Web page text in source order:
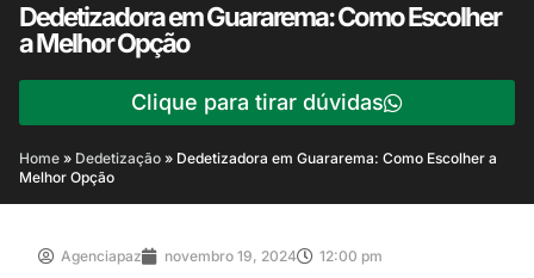
Dedetizadora em Guararema: Como Escolher
a Melhor Opção
Clique para tirar dúvidas
Home » Dedetização » Dedetizadora em Guararema: Como Escolher a
Melhor Opção
Agenciapaz novembro 19, 2024 12:00 pm